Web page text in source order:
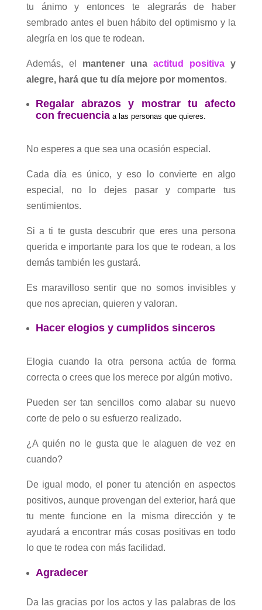
tu ánimo y entonces te alegrarás de haber
sembrado antes el buen hábito del optimismo y la
alegría en los que te rodean.
Además, el mantener unaactitud positiva y
alegre, hará que tu día mejore por momentos.
Regalar abrazos y mostrar tu afecto
con frecuenciaa las personas que quieres.
No esperes a que sea una ocasión especial.
Cada día es único, y eso lo convierte en algo
especial, no lo dejes pasar y comparte tus
sentimientos.
Si a ti te gusta descubrir que eres una persona
querida e importante para los que te rodean, a los
demás también les gustará.
Es maravilloso sentir que no somos invisibles y
que nos aprecian, quieren y valoran.
Hacer elogios y cumplidos sinceros
Elogia cuando la otra persona actúa de forma
correcta o crees que los merece por algún motivo.
Pueden ser tan sencillos como alabar su nuevo
corte de pelo o su esfuerzo realizado.
¿A quién no le gusta que le alaguen de vez en
cuando?
De igual modo, el poner tu atención en aspectos
positivos, aunque provengan del exterior, hará que
tu mente funcione en la misma dirección y te
ayudará a encontrar más cosas positivas en todo
lo que te rodea con más facilidad.
Agradecer
Da las gracias por los actos y las palabras de los